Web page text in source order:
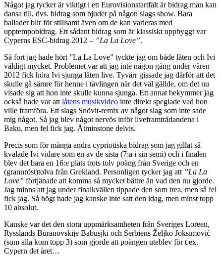
Något jag tycker är viktigt i ett Eurovisionstartfält är bidrag man kan
dansa till, dvs. bidrag som bjuder på någon slags show. Bara
ballader blir för stillsamt även om de kan varieras med
upptempobidrag. Ett sådant bidrag som är klassiskt uppbyggt var
Cyperns ESC-bidrag 2012 – ”La La Love”.
Så fort jag hade hört ”La La Love” tyckte jag om både låten och Ivi
väldigt mycket. Problemet var att jag inte någon gång under våren
2012 fick höra Ivi sjunga låten live. Tyvärr gissade jag därför att det
skulle gå sämre för henne i tävlingen när det väl gällde, om det nu
visade sig att hon inte skulle kunna sjunga. Ett annat bekymmer jag
också hade var attlåtens musikvideo inte direkt speglade vad hon
ville framföra. Ett slags Snövit-remix av något slag som inte sade
mig något. Så jag blev något nervös inför liveframträdandena i
Baku, men fel fick jag. Åtminstone delvis.
Precis som för många andra cypriotiska bidrag som jag gillat så
kvalade Ivi vidare som en av de sista (7:a i sin semi) och i finalen
blev det bara en 16:e plats trots tolv poäng från Sverige och en
(grannröst)tolva från Grekland. Personligen tycker jag att ”La La
Love” förtjänade att komma så mycket bättre än vad den nu gjorde.
Jag minns att jag under finalkvällen tippade den som trea, men så fel
fick jag. Så högt hade jag kanske inte satt den idag, men minst topp
10 absolut.
Kanske var det den stora uppmärksamheten från Sveriges Loreen,
Rysslands Buranovskije Babusjki och Serbiens Željko Joksimović
(som alla kom topp 3) som gjorde att poängen uteblev för t.ex.
Cypern det året…